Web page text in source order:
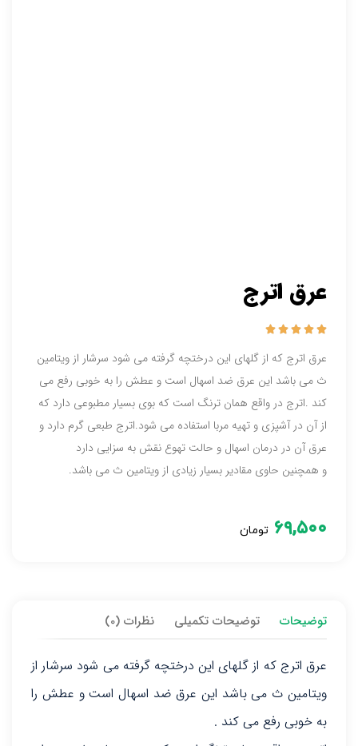
عرق اترج





عرق اترج که از گلهای این درختچه گرفته می شود سرشار از ویتامین
ث می باشد این عرق ضد اسهال است و عطش را به خوبی رفع می
کند .اترج در واقع همان ترنگ است که بوی بسیار مطبوعی دارد که
از آن در آشپزی و تهیه مربا استفاده می شود.اترج طبعی گرم دارد و
عرق آن در درمان اسهال و حالت تهوع نقش به سزایی دارد
و همچنین حاوی مقادیر بسیار زیادی از ویتامین ث می باشد.
۶۹,۵۰۰ تومان
توضیحات توضیحات تکمیلی نظرات (0)
عرق اترج که از گلهای این درختچه گرفته می شود سرشار از
ویتامین ث می باشد این عرق ضد اسهال است و عطش را
به خوبی رفع می کند .